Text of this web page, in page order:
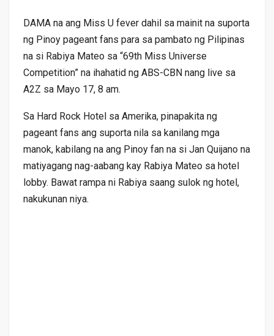
DAMA na ang Miss U fever dahil sa mainit na suporta
ng Pinoy pageant fans para sa pambato ng Pilipinas
na si Rabiya Mateo sa “69th Miss Universe
Competition” na ihahatid ng ABS-CBN nang live sa
A2Z sa Mayo 17, 8 am.
Sa Hard Rock Hotel sa Amerika, pinapakita ng
pageant fans ang suporta nila sa kanilang mga
manok, kabilang na ang Pinoy fan na si Jan Quijano na
matiyagang nag-aabang kay Rabiya Mateo sa hotel
lobby. Bawat rampa ni Rabiya saang sulok ng hotel,
nakukunan niya.